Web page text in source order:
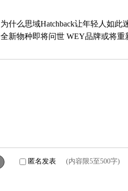
为什么思域Hatchback让年轻人如此
全新物种即将问世 WEY品牌或将重
匿名发表 (内容限5至500字)